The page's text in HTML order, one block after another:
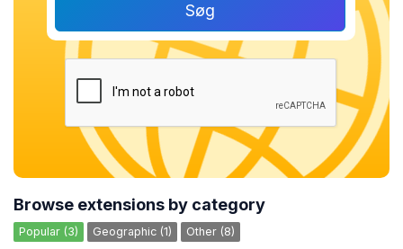
Søg
Browse extensions by category
Popular (3) Geographic (1) Other (8)